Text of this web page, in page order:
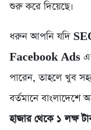
শুরু করে দিয়েছে।
ধরুন আপনি যদি
Facebook Ads
পারেন, তাহলে খুব
বর্তমানে বাংলাদেশে
হাজার থেকে ১ লক্ষ